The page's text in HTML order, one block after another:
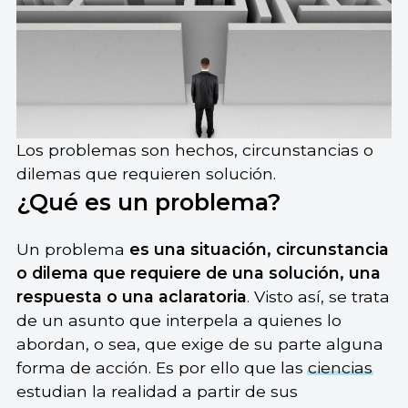
Los problemas son hechos, circunstancias o
dilemas que requieren solución.
¿Qué es un problema?
Un problema es una situación, circunstancia
o dilema que requiere de una solución, una
respuesta o una aclaratoria. Visto así, se trata
de un asunto que interpela a quienes lo
abordan, o sea, que exige de su parte alguna
forma de acción. Es por ello que lasciencias
estudian la realidad a partir de sus